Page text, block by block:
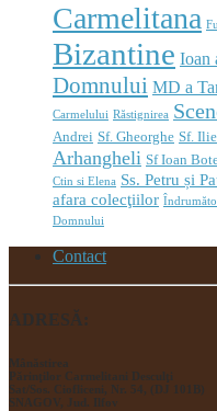
Carmelitana
Bizantine Ioan
Domnului MD a
Carmelului Răstignirea
Andrei Sf. Gheorghe Sf. Ilie
Arhangheli Sf Ioan
Ctin si Elena Ss. Petru și
afara colecţiilor
Domnului
Contact
ADRESĂ:
Mânăstirea
Părinţilor Carmelitani Desculţi
Sat/Sos. Ciofliceni, Nr. 54, (DJ 101B)
SNAGOV, Jud. Ilfov